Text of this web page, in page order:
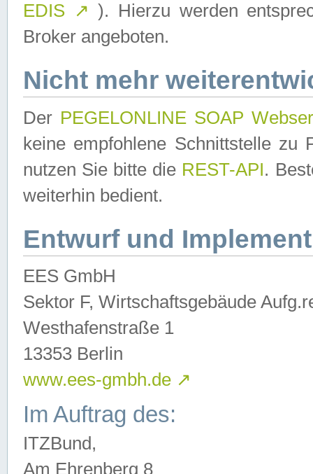
EDIS ↗ ). Hierzu werden
Broker angeboten.
Nicht mehr
Der PEGELONLINE SOAP
keine empfohlene Schnittstelle zu
nutzen Sie bitte die REST-API.
weiterhin bedient.
Entwurf und
EES GmbH
Sektor F, Wirtschaftsgebäude
Westhafenstraße 1
13353 Berlin
www.ees-gmbh.de ↗
Im Auftrag des:
ITZBund,
Am Ehrenberg 8